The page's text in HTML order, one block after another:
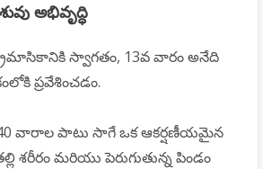
అభివృద్ధి
స్వాగతం, 13వ వారం అనేది
ప్రవేశించడం.
వారాల పాటు సాగే ఒక ఆకర్షణీయమైన
శరీరం మరియు పెరుగుతున్న పిండం